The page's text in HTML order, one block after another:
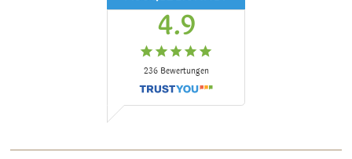
4.9
236 Bewertungen